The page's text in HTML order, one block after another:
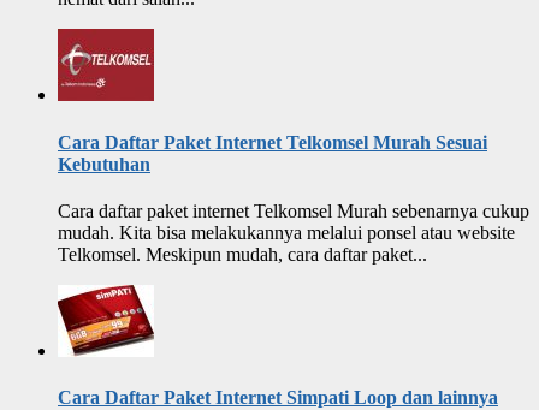
Cara Daftar Paket Internet Telkomsel Murah Sesuai
Kebutuhan
Cara daftar paket internet Telkomsel Murah sebenarnya cukup
mudah. Kita bisa melakukannya melalui ponsel atau website
Telkomsel. Meskipun mudah, cara daftar paket...
Cara Daftar Paket Internet Simpati Loop dan lainnya